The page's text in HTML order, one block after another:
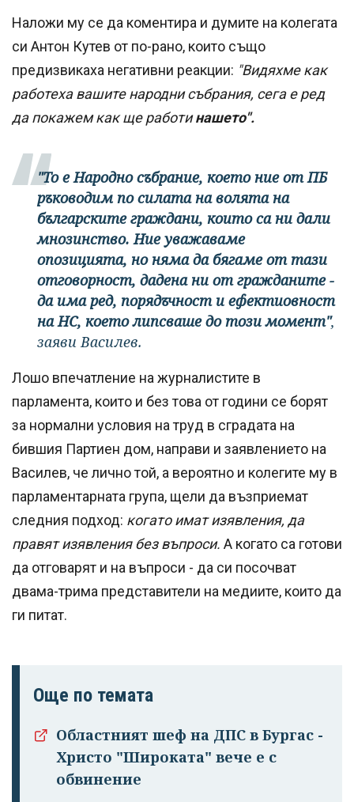
Наложи му се да коментира и думите на колегата
си Антон Кутев от по-рано, които също
предизвикаха негативни реакции: "Видяхме как
работеха вашите народни събрания, сега е ред
да покажем как ще работинашето".
"То е Народно събрание, което ние от ПБ
ръководим по силата на волята на
българските граждани, които са ни дали
мнозинство. Ние уважаваме
опозицията, но няма да бягаме от тази
отговорност, дадена ни от гражданите -
да има ред, порядъчност и ефектиовност
на НС, което липсваше до този момент",
заяви Василев.
Лошо впечатление на журналистите в
парламента, които и без това от години се борят
за нормални условия на труд в сградата на
бившия Партиен дом, направи и заявлението на
Василев, че лично той, а вероятно и колегите му в
парламентарната група, щели да възприемат
следния подход: когато имат изявления, да
правят изявления без въпроси. А когато са готови
да отговарят и на въпроси - да си посочват
двама-трима представители на медиите, които да
ги питат.
Още по темата
Областният шеф на ДПС в Бургас -
Христо "Широката" вече е с
обвинение